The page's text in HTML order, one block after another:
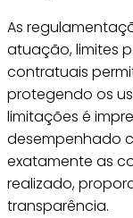
As
atuação, limites
contratuais
protegendo os
limitações é
desempenhado
exatamente as
realizado,
transparência.